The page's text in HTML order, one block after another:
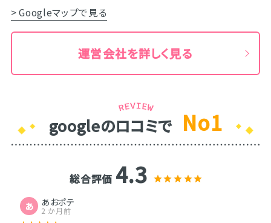
> Googleマップで見る
運営会社を詳しく見る
googleのロコミで No1
総合評価 4.3
あ あおポテ
2 か月前